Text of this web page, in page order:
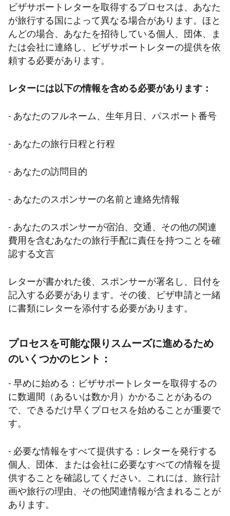
ビザサポートレターを取得するプロセスは、あなた
が旅行する国によって異なる場合があります。ほと
んどの場合、あなたを招待している個人、団体、ま
たは会社に連絡し、ビザサポートレターの提供を依
頼する必要があります。
レターには以下の情報を含める必要があります：
- あなたのフルネーム、生年月日、パスポート番号
- あなたの旅行日程と行程
- あなたの訪問目的
- あなたのスポンサーの名前と連絡先情報
- あなたのスポンサーが宿泊、交通、その他の関連
費用を含むあなたの旅行手配に責任を持つことを確
認する文言
レターが書かれた後、スポンサーが署名し、日付を
記入する必要があります。その後、ビザ申請と一緒
に書類にレターを添付する必要があります。
プロセスを可能な限りスムーズに進めるため
のいくつかのヒント：
- 早めに始める：ビザサポートレターを取得するの
に数週間（あるいは数か月）かかることがあるの
で、できるだけ早くプロセスを始めることが重要で
す。
- 必要な情報をすべて提供する：レターを発行する
個人、団体、または会社に必要なすべての情報を提
供することを確認してください。これには、旅行計
画や旅行の理由、その他関連情報が含まれることが
あります。